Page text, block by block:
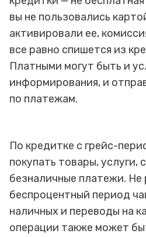
вы не пользовались
активировали ее,
все равно спишется из
Платными могут быть и
информирования, и
по платежам.
По кредитке с грейс-
покупать товары, услуги,
безналичные платежи. Не
беспроцентный период
наличных и переводы на
операции также может